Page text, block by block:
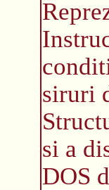
siruri
si a
DOS